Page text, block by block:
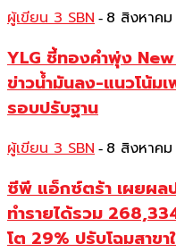
ผู้เขียน 3 SBN - 8 สิงหาค
YLG ชี้ทองคำพุ่ง
ข่าวน้ำมันลง-แนวโน้ม
รอบปรับฐาน
ผู้เขียน 3 SBN - 8 สิงหาค
ซีพี แอ็กซ์ตร้า เผยผล
ทำรายได้รวม
โต 29% ปรับโฉมสาข